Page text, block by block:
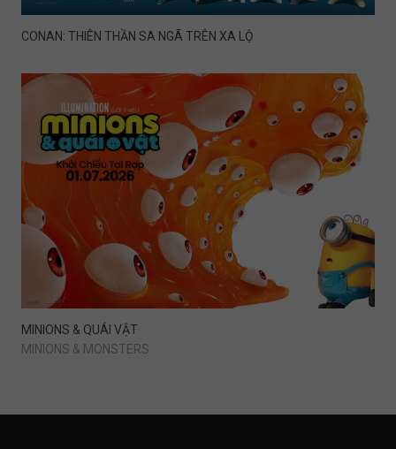
CONAN: THIÊN THẦN SA NGÃ TRÊN XA LỘ
MINIONS & QUÁI VẬT
MINIONS & MONSTERS